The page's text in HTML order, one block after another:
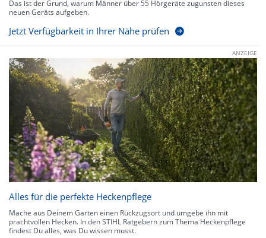
Das ist der Grund, warum Männer über 55 Hörgeräte zugunsten dieses
neuen Geräts aufgeben.
Jetzt Verfügbarkeit in Ihrer Nähe prüfen
ANZEIGE
Alles für die perfekte Heckenpflege
Mache aus Deinem Garten einen Rückzugsort und umgebe ihn mit
prachtvollen Hecken. In den STIHL Ratgebern zum Thema Heckenpflege
findest Du alles, was Du wissen musst.